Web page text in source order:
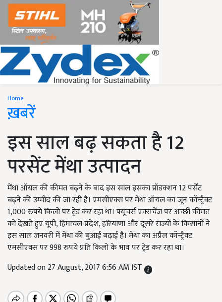
Home
ख़बरें
इस साल बढ़ सकता है 12
परसेंट मेंथा उत्पादन
मेंथा ऑयल की कीमत बढ़ने के बाद इस साल इसका प्रॉडक्शन 12 पर्सेंट
बढ़ने की उम्मीद की जा रही है। एमसीएक्स पर मेंथा ऑयल का जून कॉन्ट्रैक्ट
1,000 रुपये किलो पर ट्रेड कर रहा था। फ्यूचर्स एक्सचेंज पर अच्छी कीमत
को देखते हुए यूपी, हिमाचल प्रदेश, हरियाणा और दूसरे राज्यों के किसानों ने
इस साल जनवरी में मेंथा की बुआई बढ़ाई है। मेंथा का अप्रैल कॉन्ट्रैक्ट
एमसीएक्स पर 998 रुपये प्रति किलो के भाव पर ट्रेड कर रहा था।
Updated on 27 August, 2017 6:56 AM IST